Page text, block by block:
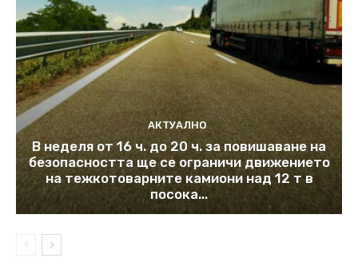
АКТУАЛНО
В неделя от 16 ч. до 20 ч. за повишаване на
безопасността ще се ограничи движението
на тежкотоварните камиони над 12 т в
посока...